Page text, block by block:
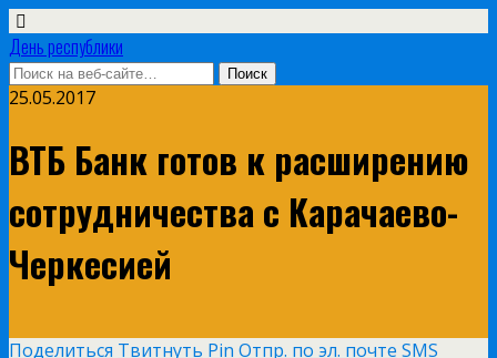
День республики
25.05.2017
ВТБ Банк готов к расширению
сотрудничества с Карачаево-
Черкесией
Поделиться Твитнуть Pin Отпр. по эл. почте SMS